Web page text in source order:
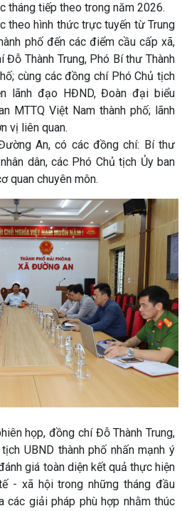
tháng tiếp theo trong năm 2026.
hình thức trực tuyến từ Trung
phố đến các điểm cầu cấp xã,
Thành Trung, Phó Bí thư Thành
cùng các đồng chí Phó Chủ tịch
lãnh đạo HĐND, Đoàn đại biểu
MTTQ Việt Nam thành phố; lãnh
vị liên quan.
An, có các đồng chí: Bí thư
dân, các Phó Chủ tịch Ủy ban
quan chuyên môn.
họp, đồng chí Đỗ Thành Trung,
UBND thành phố nhấn mạnh ý
giá toàn diện kết quả thực hiện
- xã hội trong những tháng đầu
các giải pháp phù hợp nhằm thúc